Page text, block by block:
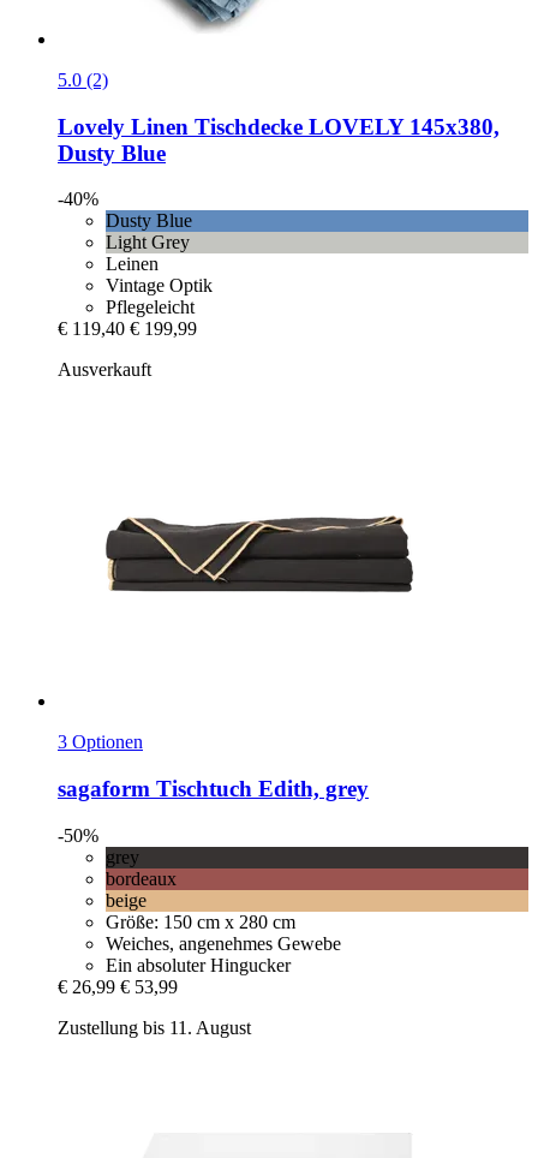
5.0 (2)
Lovely Linen Tischdecke LOVELY 145x380,
Dusty Blue
-40%
Dusty Blue
Light Grey
Leinen
Vintage Optik
Pflegeleicht
€ 119,40 € 199,99
Ausverkauft
3 Optionen
sagaform Tischtuch Edith, grey
-50%
grey
bordeaux
beige
Größe: 150 cm x 280 cm
Weiches, angenehmes Gewebe
Ein absoluter Hingucker
€ 26,99 € 53,99
Zustellung bis 11. August